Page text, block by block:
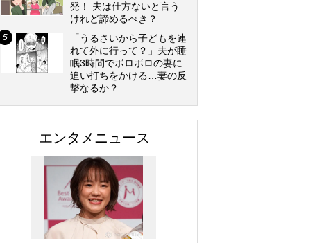
発！ 夫は仕方ないと言う
けれど諦めるべき？
「うるさいから子どもを連
れて外に行って？」夫が睡
眠3時間でボロボロの妻に
追い打ちをかける…妻の反
撃なるか？
エンタメニュース